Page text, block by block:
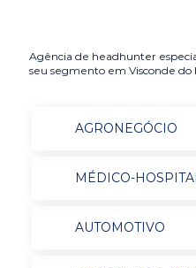
Agência de headhunter
seu segmento em Visconde do
AGRONEGÓCIO
MÉDICO-
AUTOMOTIVO